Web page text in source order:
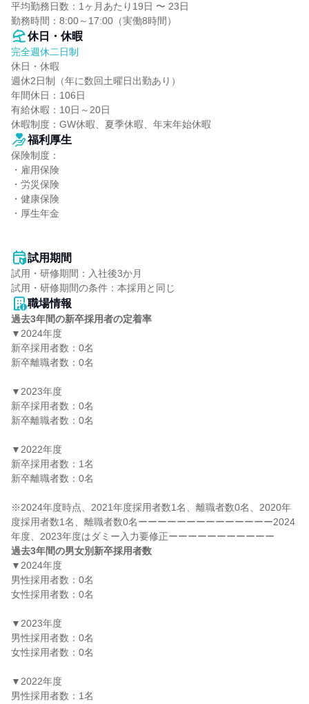
平均勤務日数：1ヶ月あたり19日 〜 23日
勤務時間：8:00～17:00（実働8時間）
休日・休暇
完全週休二日制
休日・休暇
週休2日制（年に数回土曜日出勤あり）
年間休日：106日
有給休暇：10日～20日
休暇制度：GW休暇、夏季休暇、年末年始休暇
福利厚生
保険制度：
・雇用保険
・労災保険
・健康保険
・厚生年金
試用期間
試用・研修期間：入社後3か月
職場情報
過去3年間の新卒採用者の定着率
▼2024年度
新卒採用者数：0名
新卒離職者数：0名
▼2023年度
新卒採用者数：0名
新卒離職者数：0名
▼2022年度
新卒採用者数：1名
新卒離職者数：0名
※2024年度時点、2021年度採用者数1名、離職者数0名、2020年
度採用者数1名、離職者数0名ーーーーーーーーーーーーーー2024
過去3年間の男女別新卒採用者数
▼2024年度
男性採用者数：0名
女性採用者数：0名
▼2023年度
男性採用者数：0名
女性採用者数：0名
▼2022年度
男性採用者数：1名